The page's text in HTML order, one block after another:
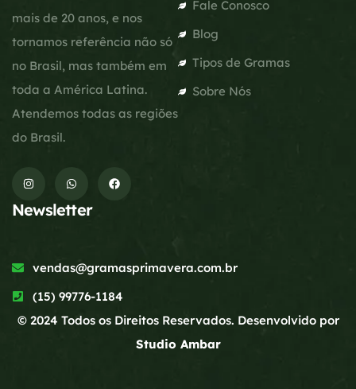
mais de 20 anos, e nos
tornamos referência não só
no Brasil, mas também em
toda a América Latina.
Atendemos todas as regiões
do Brasil.
Fale Conosco
Blog
Tipos de Gramas
Sobre Nós
Newsletter
vendas@gramasprimavera.com.br
(15) 99776-1184
© 2024 Todos os Direitos Reservados. Desenvolvido por
Studio Ambar